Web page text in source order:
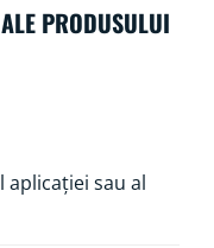
PRODUSULUI
sau al